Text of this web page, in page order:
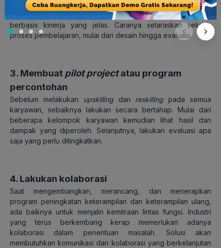
Menentukan tujuan pembelajaran tentunya diselaraskan
dengan tujuan bisnis perusahaan. Tujuan pembelajaran bisa
berbasis kinerja yang jelas. Caranya selaraskan seluruh
proses pembelajaran, mulai dari desain hingga evaluasi.
3. Membuat pilot projectatau program
percontohan
Sebelum melakukan upskillingdan reskilling pada semua
karyawan, sebaiknya lakukan secara bertahap. Mulai dari
beberapa kelompok karyawan kemudian lihat hasil dan
dampak yang diperoleh. Selanjutnya, lakukan evaluasi apa
saja yang perlu ditingkatkan.
4. Lakukan kolaborasi
Saat mengembangkan, merancang, dan menerapkan
program peningkatan keterampilan dan keterampilan ulang,
ada baiknya untuk menjalin kemitraan lintas fungsi. Industri
yang terus berkembang kerap memerlukan adanya
kolaborasi dalam penentuan masalah. Solusi akan
membutuhkan komunikasi dan kolaborasi yang berkelanjutan